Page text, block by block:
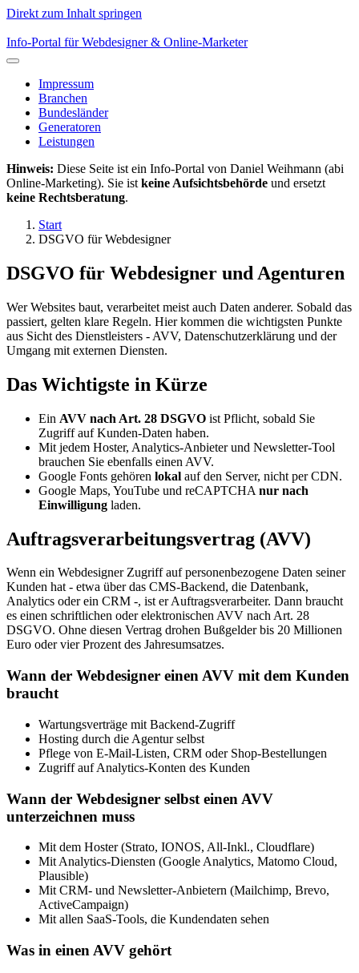
Direkt zum Inhalt springen
Info-Portal für Webdesigner & Online-Marketer
Impressum
Branchen
Bundesländer
Generatoren
Leistungen
Hinweis: Diese Seite ist ein Info-Portal von Daniel Weihmann (abi
Online-Marketing). Sie ist keine Aufsichtsbehörde und ersetzt
keine Rechtsberatung.
Start
DSGVO für Webdesigner
DSGVO für Webdesigner und Agenturen
Wer Websites baut, verarbeitet meist auch Daten anderer. Sobald das
passiert, gelten klare Regeln. Hier kommen die wichtigsten Punkte
aus Sicht des Dienstleisters - AVV, Datenschutzerklärung und der
Umgang mit externen Diensten.
Das Wichtigste in Kürze
Ein AVV nach Art. 28 DSGVO ist Pflicht, sobald Sie
Zugriff auf Kunden-Daten haben.
Mit jedem Hoster, Analytics-Anbieter und Newsletter-Tool
brauchen Sie ebenfalls einen AVV.
Google Fonts gehören lokal auf den Server, nicht per CDN.
Google Maps, YouTube und reCAPTCHA nur nach
Einwilligung laden.
Auftragsverarbeitungsvertrag (AVV)
Wenn ein Webdesigner Zugriff auf personenbezogene Daten seiner
Kunden hat - etwa über das CMS-Backend, die Datenbank,
Analytics oder ein CRM -, ist er Auftragsverarbeiter. Dann braucht
es einen schriftlichen oder elektronischen AVV nach Art. 28
DSGVO. Ohne diesen Vertrag drohen Bußgelder bis 20 Millionen
Euro oder vier Prozent des Jahresumsatzes.
Wann der Webdesigner einen AVV mit dem Kunden
braucht
Wartungsverträge mit Backend-Zugriff
Hosting durch die Agentur selbst
Pflege von E-Mail-Listen, CRM oder Shop-Bestellungen
Zugriff auf Analytics-Konten des Kunden
Wann der Webdesigner selbst einen AVV
unterzeichnen muss
Mit dem Hoster (Strato, IONOS, All-Inkl., Cloudflare)
Mit Analytics-Diensten (Google Analytics, Matomo Cloud,
Plausible)
Mit CRM- und Newsletter-Anbietern (Mailchimp, Brevo,
ActiveCampaign)
Mit allen SaaS-Tools, die Kundendaten sehen
Was in einen AVV gehört